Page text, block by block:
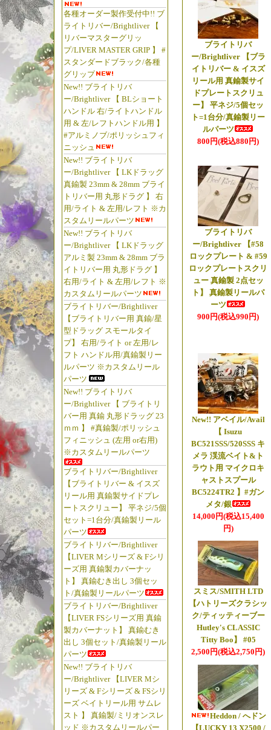
各種オーダー製作受付中!! ブ
ライトリバー/Brightliver 【
リバーマスターグリッ
プ/LIVER MASTER GRIP 】 #
スタンダードブラック/各種
グリップ
New!! ブライトリバ
ー/Brightliver 【 BLショート
ハンドル 右/ライトハンドル
用 & 左/レフトハンドル用 】
#アルミノブ/ポリッシュフィ
ニッシュ
New!! ブライトリバ
ー/Brightliver 【 LKドラッグ
真鍮製 23mm & 28mm ブライ
トリバー用 丸形ドラグ 】 右
用/ライト & 左用/レフト ※カ
スタムリールパーツ
New!! ブライトリバ
ー/Brightliver 【 LKドラッグ
アルミ製 23mm & 28mm ブラ
イトリバー用 丸形ドラグ 】
右用/ライト & 左用/レフト ※
カスタムリールパーツ
ブライトリバー/Brightliver
【ブライトリバー用 真鍮/星
型ドラッグ スモールタイ
プ】 右用/ライト or 左用/レ
フト ハンドル用/真鍮製リー
ルパーツ ※カスタムリール
パーツ
New!! ブライトリバ
ー/Brightliver 【 ブライトリ
バー用 真鍮 丸形ドラッグ 23
ｍｍ 】 #真鍮製/ポリッシュ
フィニッシュ (左用 or右用)
※カスタムリールパーツ
ブライトリバー/Brightliver
【ブライトリバー & イスズ
リール用 真鍮製サイドプレ
ートスクリュー】 平ネジ/5個
セット=1台分/真鍮製リール
パーツ
ブライトリバー/Brightliver
【LIVER Mシリーズ & Fシリ
ーズ用 真鍮製カバーナッ
ト】 真鍮むき出し 3個セッ
ト/真鍮製リールパーツ
ブライトリバー/Brightliver
【LIVER FSシリーズ用 真鍮
製カバーナット】 真鍮むき
出し 3個セット/真鍮製リール
パーツ
New!! ブライトリバ
ー/Brightliver 【LIVER Mシ
リーズ & Fシリーズ & FSシリ
ーズ ベイトリール用 サムレ
スト 】 真鍮製/ミリオンスレ
ッド ※カスタムリールパー
新しましたっ!!
↑みんなぁ～『
（笑）↑
「Gary
ムっす…（笑）
「釣り具の松
松屋・兄ぃ。
☆2026年5
【 FSショート
したっ!!
【 FSショート
入荷っ!!
ブライトリバ
☆2026年5
【◆ゼログラビ
【グラウンド
ましたっ!!
屋!!」
☆2026年4
【フライフック
【廃盤!
各種・新規商品
【廃盤!!
ましたっ!!
↑↑「お宝発見
☆2026年3
【◆ブライトリ
【キャトル ク
荷っ!!
【ブライトリ
ましたっ!!
「ブライトリ
松屋!!」
☆2026年3
【◆ブライトリ
【アイスポッ
っ!!
【チャッカー/
ブライトリバ
ー/Brightliver 【ブラ
イトリバー & イスズ
リール用 真鍮製サイ
ドプレートスクリュ
ー】 平ネジ/5個セッ
ト=1台分/真鍮製リー
ルパーツ
800円(税込880円)
ブライトリバ
ー/Brightliver 【#58
ロックプレート & #59
ロックプレートスクリ
ュー 真鍮製 2点セッ
ト】 真鍮製リールパ
ーツ
900円(税込990円)
New!! アベイル/Avail
【 Isuzu
BC521SSS/520SSS キ
メラ 渓流ベイト&ト
ラウト用 マイクロキ
ャストスプール
BC5224TR2 】#ガン
メタ/銀
14,000円(税込15,400
円)
スミス/SMITH LTD
【ハトリーズクラシッ
ク/ティッティーブー
Hutley's CLASSIC
Titty Boo】 #05
2,500円(税込2,750円)
Heddon / へドン
【LUCKY 13 X2500 /